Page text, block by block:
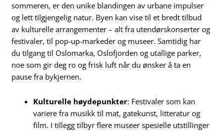
sommeren, er den unike blandingen av urbane impulser
og lett tilgjengelig natur. Byen kan vise til et bredt tilbud
av kulturelle arrangementer – alt fra utendørskonserter og
festivaler, til pop-up-markeder og museer. Samtidig har
du tilgang til Oslomarka, Oslofjorden og utallige parker,
noe som gir deg ro og frisk luft når du ønsker å ta en
pause fra bykjernen.
Kulturelle høydepunkter: Festivaler som kan
variere fra musikk til mat, gatekunst, litteratur og
film. I tillegg tilbyr flere museer spesielle utstillinger